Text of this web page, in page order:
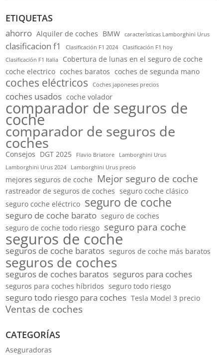
ETIQUETAS
ahorro Alquiler de coches BMW características Lamborghini Urus
clasificacion f1 Clasificación F1 2024
Clasificación F1 hoy
Clasificación F1 Italia
Cobertura de lunas en el seguro de coche
coche electrico coches baratos coches de segunda mano
coches eléctricos Coches japoneses precios
coches usados coche volador
comparador de seguros de
coche
comparador de seguros de
coches
Consejos DGT 2025 Flavio Briatore
Lamborghini Urus
Lamborghini Urus 2024
Lamborghini Urus precio
mejores seguros de coche Mejor seguro de coche
rastreador de seguros de coches seguro coche clásico
seguro coche eléctrico seguro de coche
seguro de coche barato seguro de coches
seguro de coche todo riesgo seguro para coche
seguros de coche
seguros de coche baratos seguros de coche más baratos
seguros de coches
seguros de coches baratos seguros para coches
seguros para coches híbridos seguro todo riesgo
seguro todo riesgo para coches Tesla Model 3 precio
Ventas de coches
CATEGORÍAS
Aseguradoras